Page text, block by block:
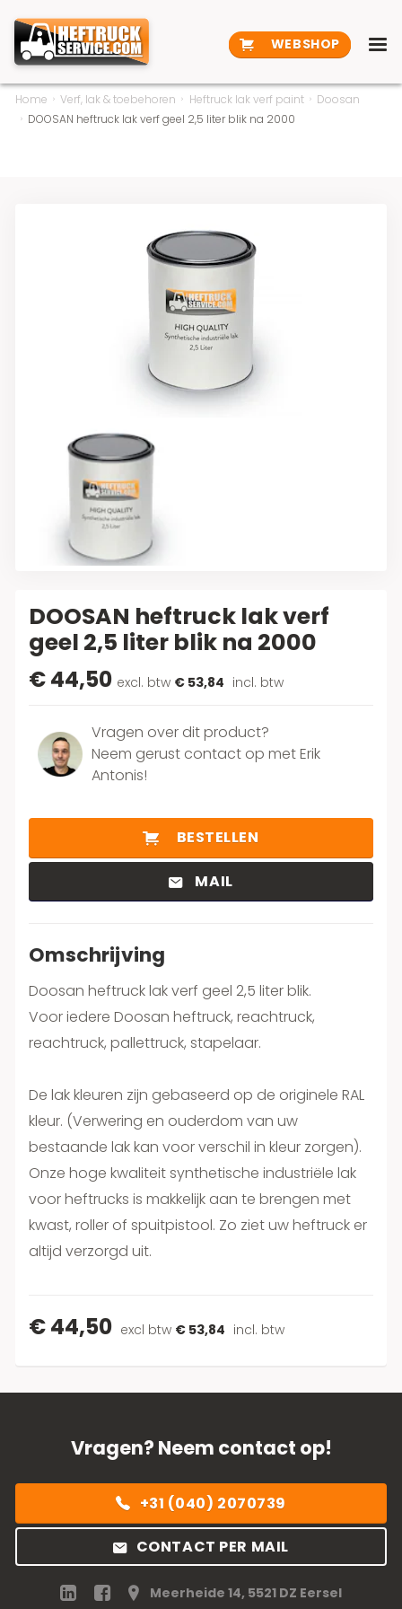
WEBSHOP
Home Verf, lak & toebehoren Heftruck lak verf paint
Doosan
DOOSAN heftruck lak verf geel 2,5 liter blik na 2000
DOOSAN heftruck lak verf
geel 2,5 liter blik na 2000
€ 44,50 excl. btw € 53,84 incl. btw
Vragen over dit product?
Neem gerust contact op met Erik
Antonis!
BESTELLEN
MAIL
Omschrijving
Doosan heftruck lak verf geel 2,5 liter blik.
Voor iedere Doosan heftruck, reachtruck,
reachtruck, pallettruck, stapelaar.
De lak kleuren zijn gebaseerd op de originele RAL
kleur. (Verwering en ouderdom van uw
bestaande lak kan voor verschil in kleur zorgen).
Onze hoge kwaliteit synthetische industriële lak
voor heftrucks is makkelijk aan te brengen met
kwast, roller of spuitpistool. Zo ziet uw heftruck er
altijd verzorgd uit.
€ 44,50 excl btw € 53,84 incl. btw
Vragen? Neem contact op!
+31 (040) 2070739
CONTACT PER MAIL
Meerheide 14, 5521 DZ Eersel